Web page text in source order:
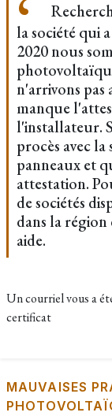
la société qui
2020 nous
n'arrivons pas
manque
l'installateur.
procès avec
panneaux et
attestation.
de sociétés
dans la
aide.
Un courriel vous a
certificat
MAUVAISES